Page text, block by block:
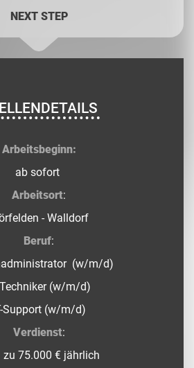
NEXT STEP
Arbeitsbeginn:
ab sofort
Arbeitsort:
- Walldorf
Beruf:
(w/m/d)
(w/m/d)
Support (w/m/d)
Verdienst:
75.000 € jährlich